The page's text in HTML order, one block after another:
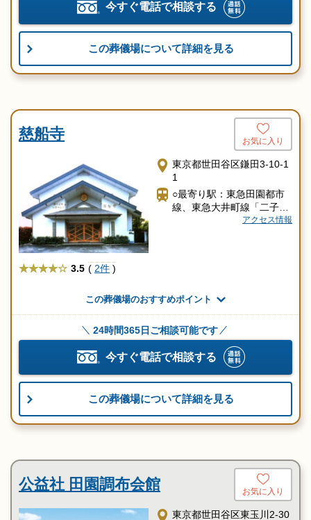
今すぐ電話で相談する
この葬儀場について詳細を見る
慈船寺 お気に入り
東京都世田谷区鎌田3-10-1
1
○最寄り駅：東急田園都市
線、東急大井町線「二子玉
川駅」からタクシー約7分
アクセス情報
★★★★ 3.5 ( 2件 )
この葬儀場のおすすめポイント
24時間365日ご相談可能です
今すぐ電話で相談する
この葬儀場について詳細を見る
公益社 田園調布会館 お気に入り
東京都世田谷区東玉川2-30